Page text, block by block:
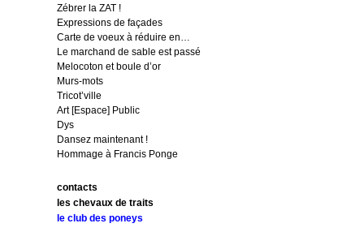
Zébrer la ZAT !
Expressions de façades
Carte de voeux à réduire en…
Le marchand de sable est passé
Melocoton et boule d’or
Murs-mots
Tricot’ville
Art [Espace] Public
Dys
Dansez maintenant !
Hommage à Francis Ponge
contacts
les chevaux de traits
le club des poneys